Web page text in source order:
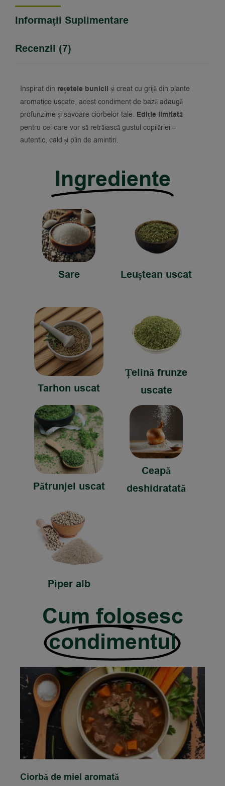
Informații Suplimentare
Recenzii (7)
Inspirat din rețetele bunicii și creat cu grijă din plante
aromatice uscate, acest condiment de bază adaugă
profunzime și savoare ciorbelor tale. Ediție limitată
pentru cei care vor să retrăiască gustul copilăriei –
autentic, cald și plin de amintiri.
Ingrediente
Sare Leuștean uscat
Tarhon uscat
Țelină frunze
uscate
Pătrunjel uscat
Ceapă
deshidratată
Piper alb
Cum folosesc
condimentul
Ciorbă de miel aromată